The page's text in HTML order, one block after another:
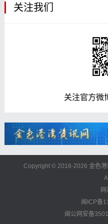
关注我们
关注官方微
Copyright © 2016-2026 金色
闽ICP备
闽公网安备